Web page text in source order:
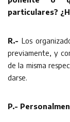
particulares?
R.- Los
previamente, y
de la misma
darse.
P.-